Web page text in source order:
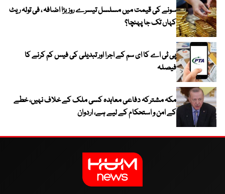
سونے کی قیمت میں مسلسل تیسرے روز بڑا اضافہ ، فی تولہ ریٹ
کہاں تک جا پہنچا؟
پی ٹی اے کا ای سم کے اجرا اور تبدیلی کی فیس کم کرنے کا
فیصلہ
مکہ مشترکہ دفاعی معاہدہ کسی ملک کے خلاف نہیں، خطے
کے امن و استحکام کے لیے ہے، اردوان